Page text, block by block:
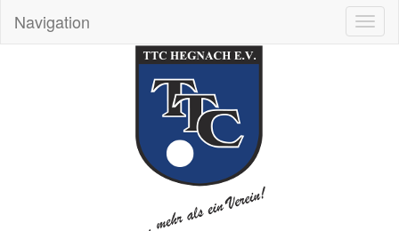
Navigation